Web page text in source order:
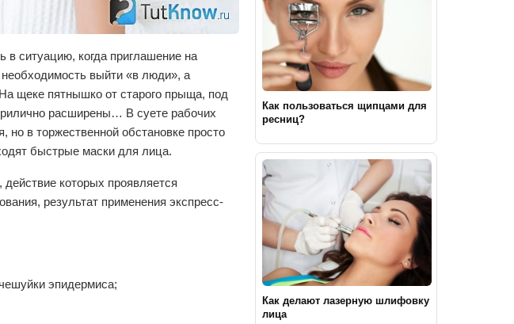
Как пользоваться щипцами для
ресниц?
Как делают лазерную шлифовку
лица
ситуацию, когда приглашение на
необходимость выйти «в люди», а
На щеке пятнышко от старого прыща, под
расширены… В суете рабочих
но в торжественной обстановке просто
быстрые маски для лица.
которых проявляется
результат применения экспресс-
эпидермиса;